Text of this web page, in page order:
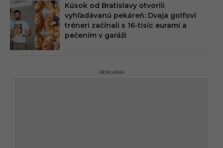
Kúsok od Bratislavy otvorili
vyhľadávanú pekáreň: Dvaja golfoví
tréneri začínali s 16-tisíc eurami a
pečením v garáži
REKLAMA